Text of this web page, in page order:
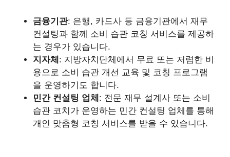
금융기관: 은행, 카드사 등 금융기관에서 재무
컨설팅과 함께 소비 습관 코칭 서비스를 제공하
는 경우가 있습니다.
지자체 : 지방자치단체에서 무료 또는 저렴한 비
용으로 소비 습관 개선 교육 및 코칭 프로그램
을 운영하기도 합니다.
민간 컨설팅 업체 : 전문 재무 설계사 또는 소비
습관 코치가 운영하는 민간 컨설팅 업체를 통해
개인 맞춤형 코칭 서비스를 받을 수 있습니다.